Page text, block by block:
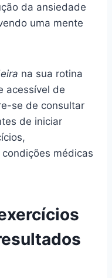
da ansiedade
uma mente
na sua rotina
acessível de
se de consultar
de iniciar
médicas